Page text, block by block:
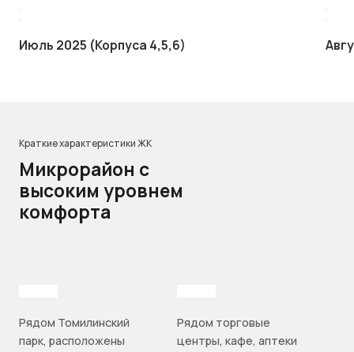
Июль 2025 (Корпуса 4,5,6)
Краткие характеристики ЖК
Микрорайон с
высоким уровнем
комфорта
Рядом Томилинский
парк, расположены
Рядом торговые
центры, кафе, аптеки